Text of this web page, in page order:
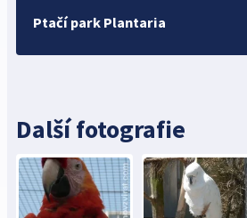
Ptačí park Plantaria
Další fotografie